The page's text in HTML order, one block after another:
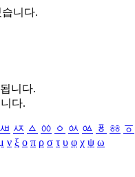
니다.
니다.
다.
ㅽ ㅾ ㅿ ㆀ ㆁ ㆂ ㆃ ㆄ ㆅ ㆆ
ν ξ ο π ρ σ τ υ φ χ ψ ω